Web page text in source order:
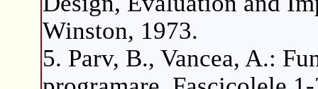
Winston, 1973.
5. Parv, B., Vancea, A.: